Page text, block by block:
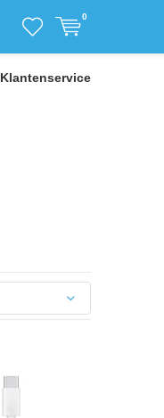
0
Klantenservice